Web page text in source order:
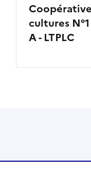
cultures
A - LTPLC